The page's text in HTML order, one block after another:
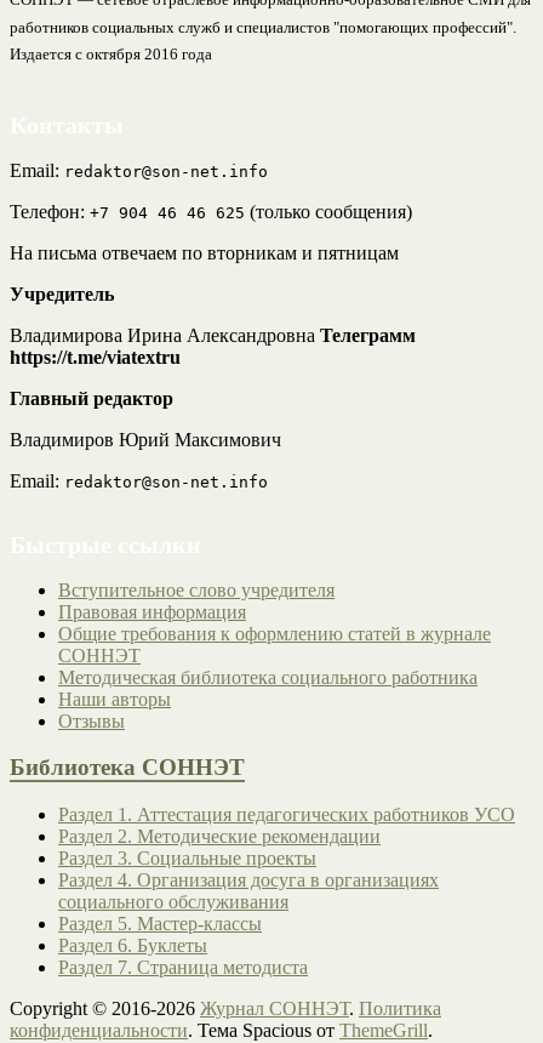
работников социальных служб и специалистов "помогающих профессий".
Издается с октября 2016 года
Email: redaktor@son-net.info
Телефон: +7 904 46 46 625 (только сообщения)
На письма отвечаем по вторникам и пятницам
Учредитель
Владимирова Ирина Александровна Телеграмм
https://t.me/viatextru
Главный редактор
Владимиров Юрий Максимович
Email: redaktor@son-net.info
Вступительное слово учредителя
Правовая информация
Общие требования к оформлению статей в журнале
СОННЭТ
Методическая библиотека социального работника
Наши авторы
Отзывы
Библиотека СОННЭТ
Раздел 1. Аттестация педагогических работников УСО
Раздел 2. Методические рекомендации
Раздел 3. Социальные проекты
Раздел 4. Организация досуга в организациях
социального обслуживания
Раздел 5. Мастер-классы
Раздел 6. Буклеты
Раздел 7. Страница методиста
Copyright © 2016-2026 Журнал СОННЭТ. Политика
конфиденциальности. Тема Spacious от ThemeGrill.